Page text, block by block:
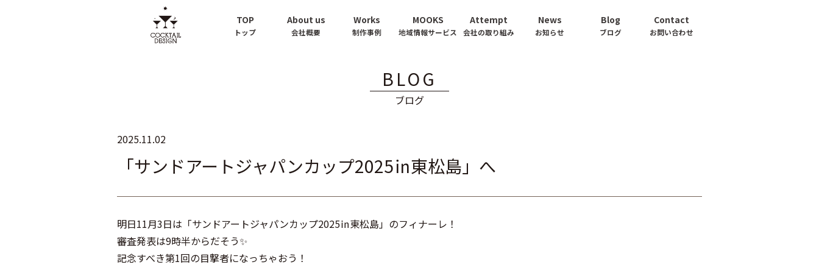
TOP
トップ
About us
会社概要
Works
制作事例
MOOKS
地域情報サービス
Attempt
会社の取り組み
News
お知らせ
Blog
ブログ
Contact
お問い合わせ
BLOG
ブログ
2025.11.02
「サンドアートジャパンカップ2025㏌東松島」へ
明日11月3日は「サンドアートジャパンカップ2025㏌東松島」のフィナーレ！
審査発表は9時半からだそう✨
記念すべき第1回の目撃者になっちゃおう！